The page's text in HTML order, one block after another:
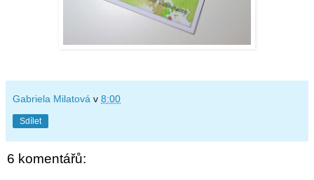
Gabriela Milatová v 8:00
Sdílet
6 komentářů: